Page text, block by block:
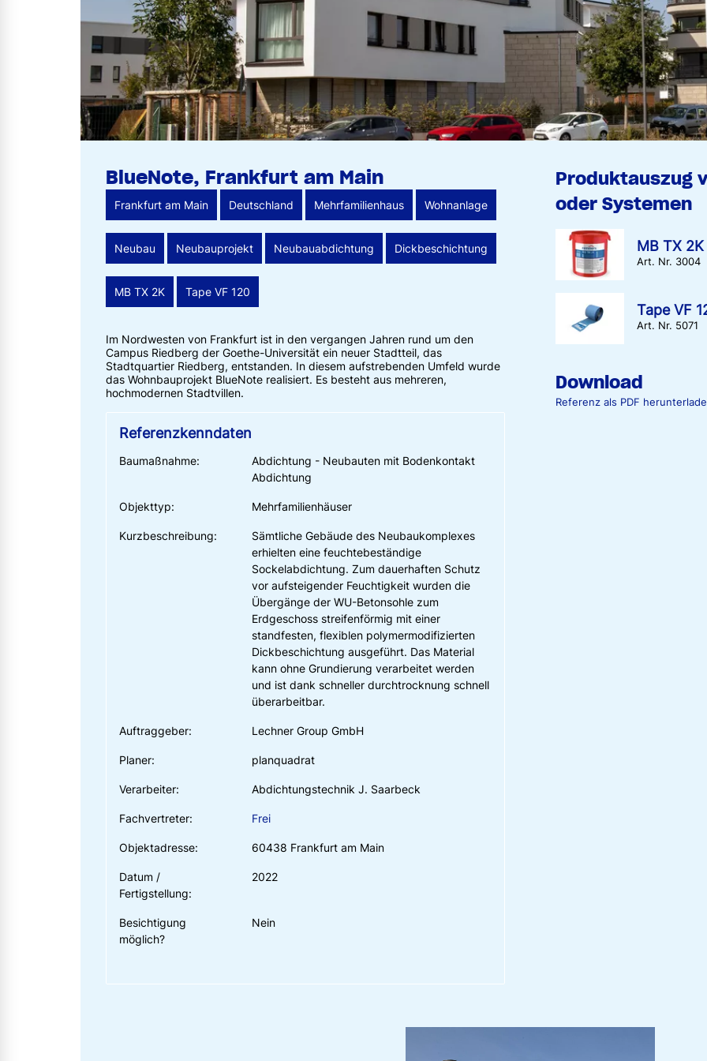
BlueNote, Frankfurt am Main
Frankfurt am Main Deutschland Mehrfamilienhaus Wohnanlage
Neubau Neubauprojekt Neubauabdichtung Dickbeschichtung
MB TX 2K Tape VF 120
Im Nordwesten von Frankfurt ist in den vergangen Jahren rund um den
Campus Riedberg der Goethe-Universität ein neuer Stadtteil, das
Stadtquartier Riedberg, entstanden. In diesem aufstrebenden Umfeld wurde
das Wohnbauprojekt BlueNote realisiert. Es besteht aus mehreren,
hochmodernen Stadtvillen.
Referenzkenndaten
Baumaßnahme:
Abdichtung - Neubauten mit Bodenkontakt
Abdichtung
Objekttyp: Mehrfamilienhäuser
Kurzbeschreibung:
Sämtliche Gebäude des Neubaukomplexes
erhielten eine feuchtebeständige
Sockelabdichtung. Zum dauerhaften Schutz
vor aufsteigender Feuchtigkeit wurden die
Übergänge der WU-Betonsohle zum
Erdgeschoss streifenförmig mit einer
standfesten, flexiblen polymermodifizierten
Dickbeschichtung ausgeführt. Das Material
kann ohne Grundierung verarbeitet werden
und ist dank schneller durchtrocknung schnell
überarbeitbar.
Auftraggeber: Lechner Group GmbH
Planer: planquadrat
Verarbeiter: Abdichtungstechnik J. Saarbeck
Fachvertreter: Frei
Objektadresse: 60438 Frankfurt am Main
Datum /
Fertigstellung:
2022
Besichtigung
möglich?
Nein
Produktauszug
oder Systemen
MB TX 2K
Art. Nr. 3004
Tape VF
Art. Nr. 5071
Download
Referenz als PDF